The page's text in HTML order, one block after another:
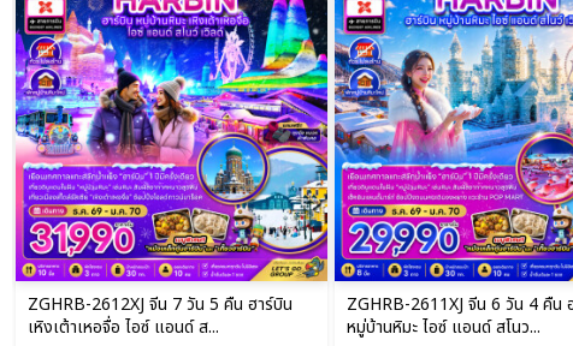
ZGHRB-2611XJ จีน 6 วัน 4 คืน ฮาร์บิน
หมู่บ้านหิมะ ไอซ์ แอนด์ สโนว...
ZGPVG-2644HO จีน 5 วัน 3 คืน
เซี่ยงไฮ้ ดิสนีย์แลนด์ (ไม่ลงร้าน-รว...